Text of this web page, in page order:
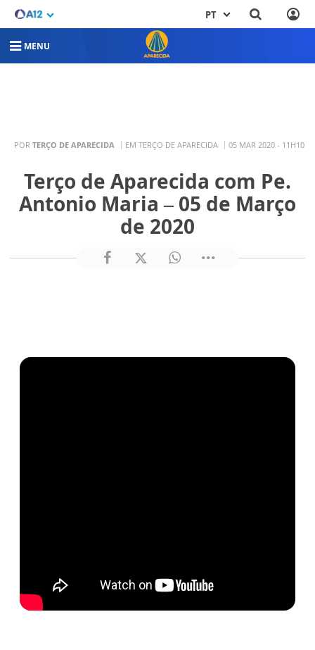
PT
MENU
POR TERÇO DE APARECIDA EM TERÇO DE APARECIDA 05 MAR 2020 - 11H10
Terço de Aparecida com Pe.
Antonio Maria – 05 de Março
de 2020